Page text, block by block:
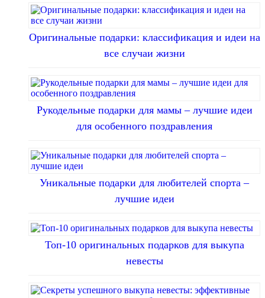
Оригинальные подарки: классификация и идеи на
все случаи жизни
Рукодельные подарки для мамы – лучшие идеи
для особенного поздравления
Уникальные подарки для любителей спорта –
лучшие идеи
Топ-10 оригинальных подарков для выкупа
невесты